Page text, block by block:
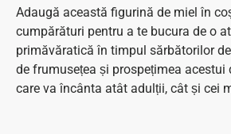
Adaugă această figurină de miel în
cumpărături pentru a te bucura de o
primăvăratică în timpul sărbătorilor
de frumusețea și prospețimea acestui
care va încânta atât adulții, cât și cei